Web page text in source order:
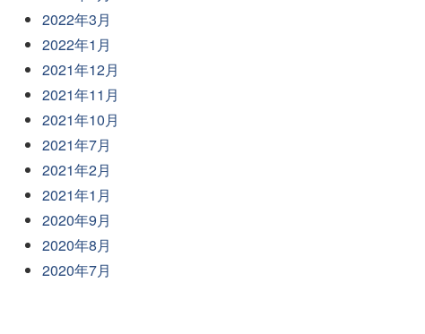
2022年3月
2022年1月
2021年12月
2021年11月
2021年10月
2021年7月
2021年2月
2021年1月
2020年9月
2020年8月
2020年7月